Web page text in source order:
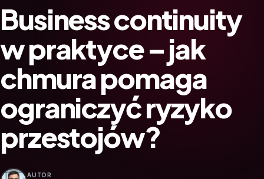
Business continuity
w praktyce – jak
chmura pomaga
ograniczyć ryzyko
przestojów?
AUTOR